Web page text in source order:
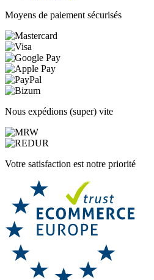
Moyens de paiement sécurisés
Nous expédions (super) vite
Votre satisfaction est notre priorité